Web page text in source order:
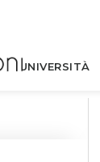
UNIVERSITÀ